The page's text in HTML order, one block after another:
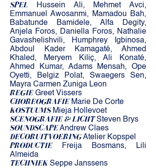
SPEL Hussein Ali, Mehmet Avci,
Emmanuel Awosanmi, Mamadou Bah,
Babatunde Bamidele, Alfa Degity,
Anjela Foros, Daniella Foros, Nathalie
Gavashelishvili, Humphrey Igbinosa,
Abdoul Kader Kamagaté, Ahmed
Khaled, Meryem Kiliç, Ali Konaté,
Ahmed Kumar, Adams Mensah, Ope
Oyetti, Belgiz Polat, Swaegers Sen,
Mayra Carmen Zuniga Leon
REGIEGreet Vissers
CHOREOGRAFIEMarie De Corte
KOSTUUMSMieja Hollevoet
SCENOGRAFIE & LICHTSteven Brys
SOUNDSCAPEAndrew Claes
DECORUITVOERINGAtelier Kopspel
PRODUCTIEFreija Bosmans, Lili
Almeida
TECHNIEK Seppe Janssens